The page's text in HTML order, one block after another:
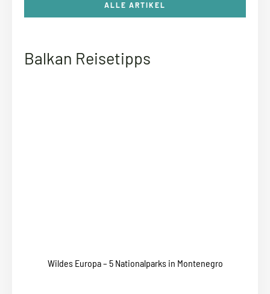
ALLE ARTIKEL
Balkan Reisetipps
Wildes Europa – 5 Nationalparks in Montenegro